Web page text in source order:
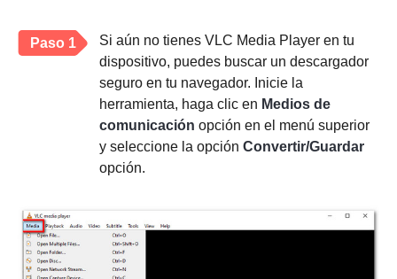
Paso 1
Si aún no tienes VLC Media Player en tu
dispositivo, puedes buscar un descargador
seguro en tu navegador. Inicie la
herramienta, haga clic en Medios de
comunicación opción en el menú superior
y seleccione la opción Convertir/Guardar
opción.